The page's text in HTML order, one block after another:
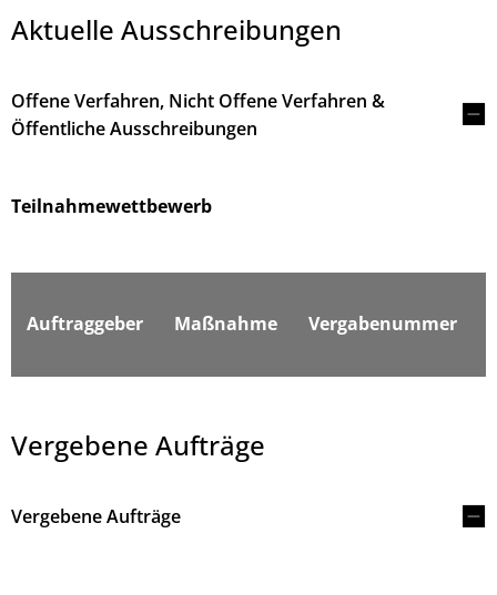
Aktuelle Ausschreibungen
Offene Verfahren, Nicht Offene Verfahren &
Öffentliche Ausschreibungen
Teilnahmewettbewerb
Auftraggeber Maßnahme Vergabenummer
Vergebene Aufträge
Vergebene Aufträge